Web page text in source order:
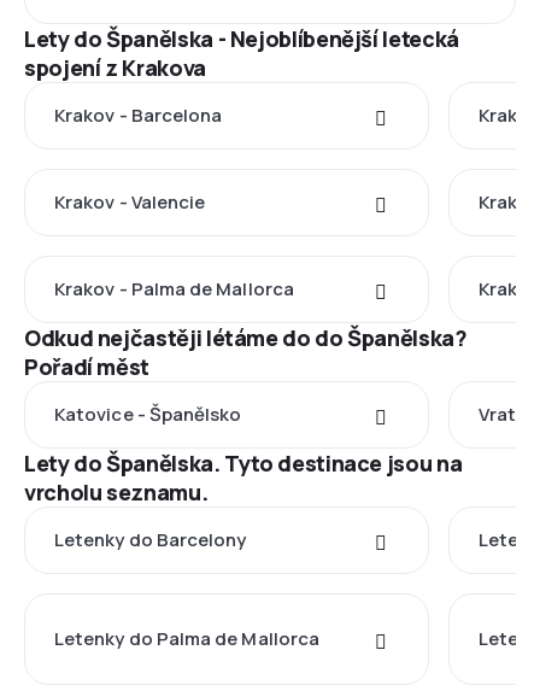
Lety do Španělska - Nejoblíbenější letecká
spojení z Krakova
Krakov - Barcelona
Krakov - Valencie
Krakov - Palma de Mallorca
Odkud nejčastěji létáme do do Španělska?
Pořadí měst
Katovice - Španělsko
Lety do Španělska. Tyto destinace jsou na
vrcholu seznamu.
Letenky do Barcelony
Letenky do Palma de Mallorca